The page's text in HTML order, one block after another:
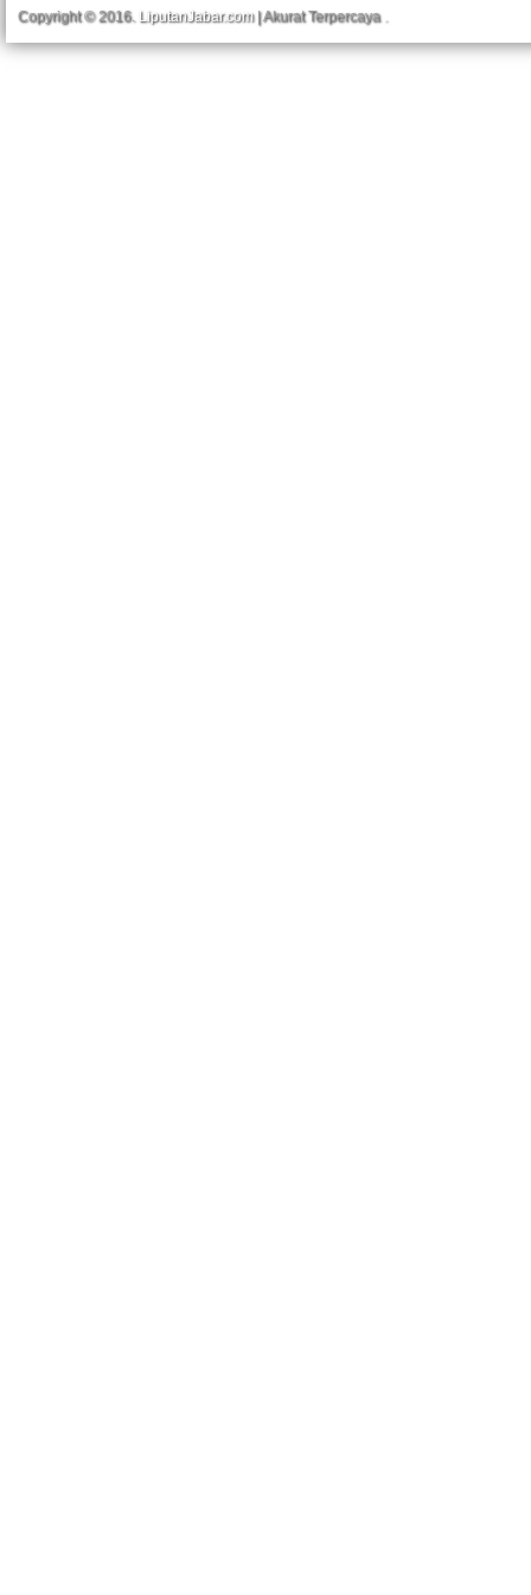
Copyright © 2016. LiputanJabar.com| Akurat Terpercaya